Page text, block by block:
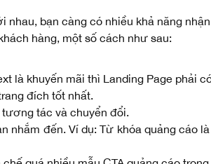
nhau, bạn càng có nhiều khả năng
hàng, một số cách như sau:
là khuyến mãi thì Landing Page phải
đích tốt nhất.
tác và chuyển đổi.
đến. Ví dụ: Từ khóa quảng cáo